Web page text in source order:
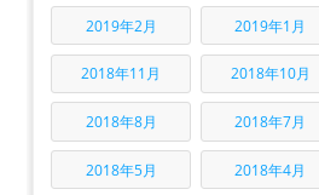
2019年2月 2019年1月
2018年11月 2018年10月
2018年8月 2018年7月
2018年5月 2018年4月